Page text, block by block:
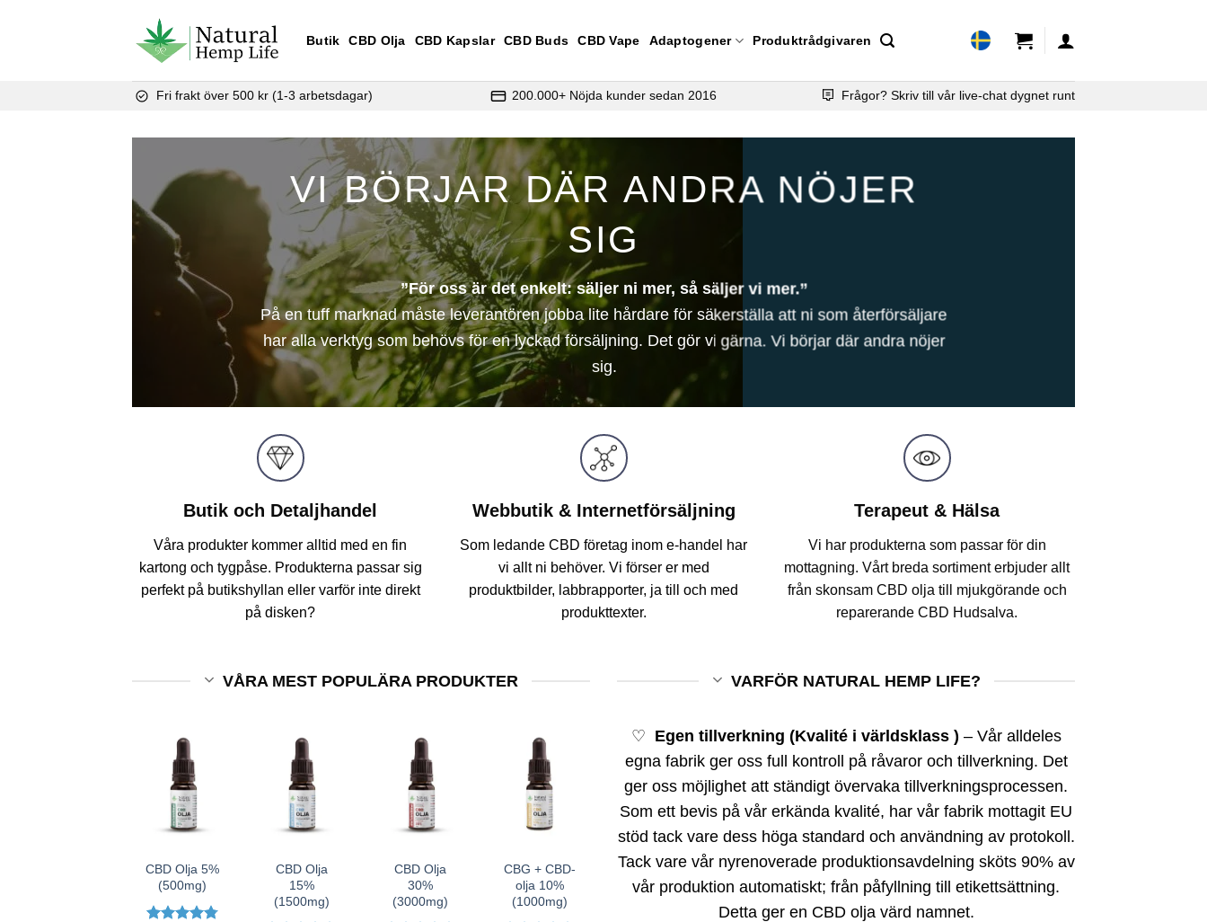
Butik CBD Olja CBD Kapslar CBD Buds CBD Vape Adaptogener Produktrådgivaren
Fri frakt över 500 kr (1-3 arbetsdagar) 200.000+ Nöjda kunder sedan 2016 Frågor? Skriv till vår live-chat dygnet runt
VI BÖRJAR DÄR ANDRA NÖJER
SIG
”För oss är det enkelt: säljer ni mer, så säljer vi mer.”
På en tuff marknad måste leverantören jobba lite hårdare för säkerställa att ni som återförsäljare
har alla verktyg som behövs för en lyckad försäljning. Det gör vi gärna. Vi börjar där andra nöjer
sig.
Butik och Detaljhandel
Våra produkter kommer alltid med en fin
kartong och tygpåse. Produkterna passar sig
perfekt på butikshyllan eller varför inte direkt
på disken?
Webbutik & Internetförsäljning
Som ledande CBD företag inom e-handel har
vi allt ni behöver. Vi förser er med
produktbilder, labbrapporter, ja till och med
produkttexter.
Terapeut & Hälsa
Vi har produkterna som passar för din
mottagning. Vårt breda sortiment erbjuder allt
från skonsam CBD olja till mjukgörande och
reparerande CBD Hudsalva.
VÅRA MEST POPULÄRA PRODUKTER
CBD Olja 5%
(500mg)
CBD Olja
15%
(1500mg)
CBD Olja
30%
(3000mg)
CBG + CBD-
olja 10%
(1000mg)
VARFÖR NATURAL HEMP LIFE?
♡ Egen tillverkning (Kvalité i världsklass ) – Vår alldeles
egna fabrik ger oss full kontroll på råvaror och tillverkning. Det
ger oss möjlighet att ständigt övervaka tillverkningsprocessen.
Som ett bevis på vår erkända kvalité, har vår fabrik mottagit EU
stöd tack vare dess höga standard och användning av protokoll.
Tack vare vår nyrenoverade produktionsavdelning sköts 90% av
vår produktion automatiskt; från påfyllning till etikettsättning.
Detta ger en CBD olja värd namnet.